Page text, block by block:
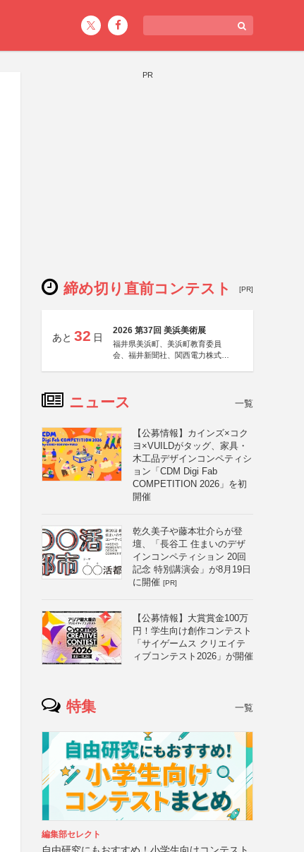
PR
締め切り直前コンテスト [PR]
あと 32 日
2026 第37回 美浜美術展
福井県美浜町、美浜町教育委員
会、福井新聞社、関西電力株式会
ニュース 一覧
【公募情報】カインズ×コク
ヨ×VUILDがタッグ、家具・
木工品デザインコンペティシ
ョン「CDM Digi Fab
COMPETITION 2026」を初
開催
乾久美子や藤本壮介らが登
壇、「長谷工 住まいのデザ
インコンペティション 20回
記念 特別講演会」が8月19日
に開催 [PR]
【公募情報】大賞賞金100万
円！学生向け創作コンテスト
「サイゲームス クリエイテ
ィブコンテスト2026」が開催
特集 一覧
編集部セレクト